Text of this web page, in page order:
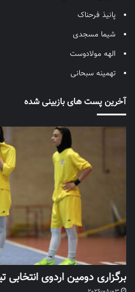
پانیذ فرحناک
شیما مسجدی
الهه مولادوست
تهمینه سبحانی
آخرین پست های بازبینی شده
برگزاری دومین اردوی